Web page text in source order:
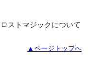
ロストマジックについて
▲ページトップへ